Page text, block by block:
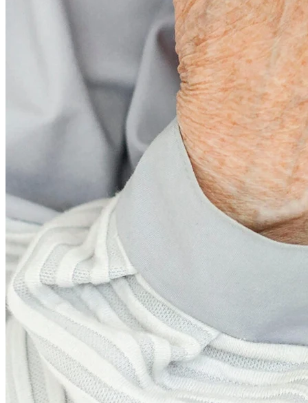
Упражнения для поддержания подвижности: для активных —
мягкая гимнастика, для маломобильных и лежачих —
щадящие упражнения, смена положения и профилактика
Лёгкий перекус с фруктами, напитками и полезными
блюдами для поддержания энергии и хорошего настроения.
Отдых, прогулка, подготовка к обеду
Свежий воздух, спокойные прогулки, отдых в уютных зонах и
подготовка к обеденному времени.
Обед
Сбалансированный горячий обед с домашней кухней,
учитывающий индивидуальные особенности питания.
15:00
Тихий час – послеобеденный сон, отдых
Время для восстановления сил: дневной сон, спокойный
отдых или расслабляющие занятия в тишине.
16:30
Полдник
Небольшой перекус с выпечкой, фруктами и чаем для
поддержания бодрости во второй половине дня.